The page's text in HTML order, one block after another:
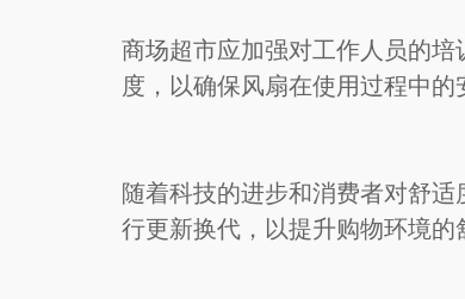
商场超市应加强对工作人员的
度，以确保风扇在使用过程中的
随着科技的进步和消费者对舒
行更新换代，以提升购物环境的